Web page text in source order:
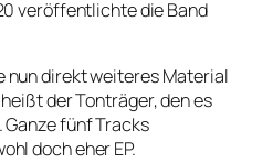
veröffentlichte die Band
nun direkt weiteres Material
der Tonträger, den es
fünf Tracks
doch eher EP.